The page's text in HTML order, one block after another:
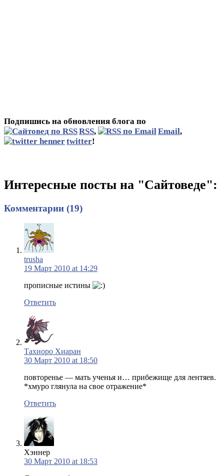
Подпишись на обновления блога по
RSS, Email,
twitter!
Интересные посты на "Сайтоведе":
Комментарии (19)
trusha
19 Март 2010 at 14:29
прописные истины
Ответить
Тахиоро Хиаран
30 Март 2010 at 18:50
повторенье — мать ученья и… прибежище для лентяев.
*хмуро глянула на свое отражение*
Ответить
Хэннер
30 Март 2010 at 18:53